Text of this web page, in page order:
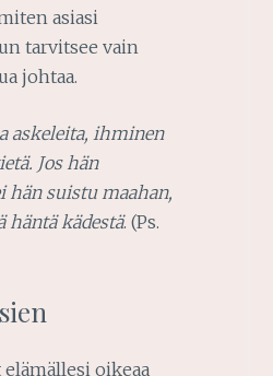
asiasi
tarvitsee vain
johtaa.
askeleita, ihminen
Jos hän
hän suistu maahan,
häntä kädestä. (Ps.
oikeaa